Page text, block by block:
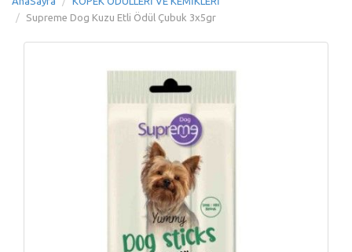
Supreme Dog Kuzu Etli Ödül Çubuk 3x5gr